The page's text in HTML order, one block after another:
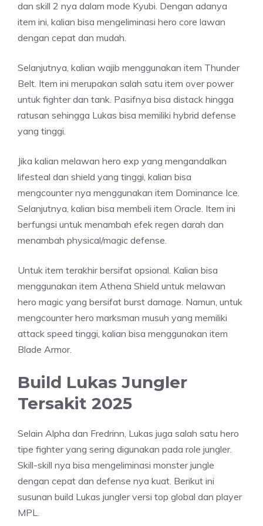
dan skill 2 nya dalam mode Kyubi. Dengan adanya
item ini, kalian bisa mengeliminasi hero core lawan
dengan cepat dan mudah.
Selanjutnya, kalian wajib menggunakan item Thunder
Belt. Item ini merupakan salah satu item over power
untuk fighter dan tank. Pasifnya bisa distack hingga
ratusan sehingga Lukas bisa memiliki hybrid defense
yang tinggi.
Jika kalian melawan hero exp yang mengandalkan
lifesteal dan shield yang tinggi, kalian bisa
mengcounter nya menggunakan item Dominance Ice.
Selanjutnya, kalian bisa membeli item Oracle. Item ini
berfungsi untuk menambah efek regen darah dan
menambah physical/magic defense.
Untuk item terakhir bersifat opsional. Kalian bisa
menggunakan item Athena Shield untuk melawan
hero magic yang bersifat burst damage. Namun, untuk
mengcounter hero marksman musuh yang memiliki
attack speed tinggi, kalian bisa menggunakan item
Blade Armor.
Build Lukas Jungler
Tersakit 2025
Selain Alpha dan Fredrinn, Lukas juga salah satu hero
tipe fighter yang sering digunakan pada role jungler.
Skill-skill nya bisa mengeliminasi monster jungle
dengan cepat dan defense nya kuat. Berikut ini
susunan build Lukas jungler versi top global dan player
MPL.